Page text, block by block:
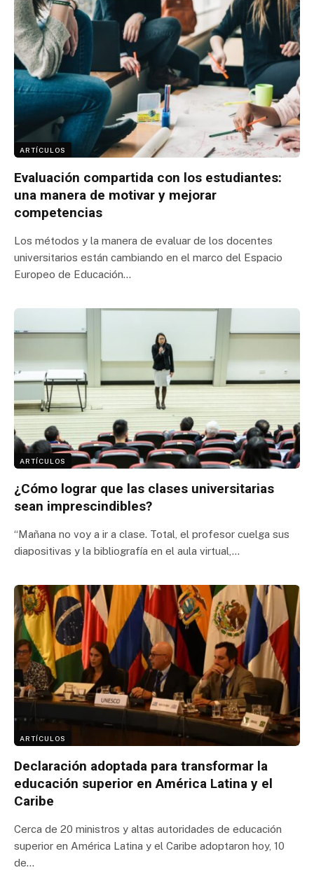
ARTÍCULOS
Evaluación compartida con los estudiantes:
una manera de motivar y mejorar
competencias
Los métodos y la manera de evaluar de los docentes
universitarios están cambiando en el marco del Espacio
Europeo de Educación…
ARTÍCULOS
¿Cómo lograr que las clases universitarias
sean imprescindibles?
“Mañana no voy a ir a clase. Total, el profesor cuelga sus
diapositivas y la bibliografía en el aula virtual,…
ARTÍCULOS
Declaración adoptada para transformar la
educación superior en América Latina y el
Caribe
Cerca de 20 ministros y altas autoridades de educación
superior en América Latina y el Caribe adoptaron hoy, 10
de…